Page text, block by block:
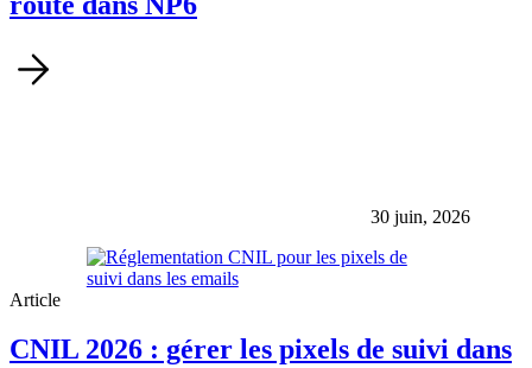
30 juin, 2026
Article
CNIL 2026 : gérer les pixels de suivi dans